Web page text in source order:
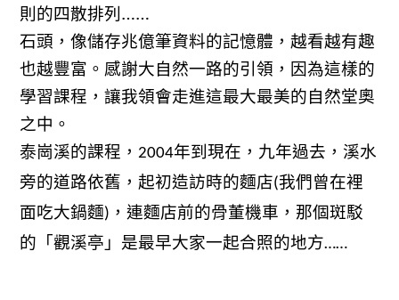
則的四散排列……
石頭，像儲存兆億筆資料的記憶體，越看越有趣
也越豐富。感謝大自然一路的引領，因為這樣的
學習課程，讓我領會走進這最大最美的自然堂奧
之中。
泰崗溪的課程，2004年到現在，九年過去，溪水
旁的道路依舊，起初造訪時的麵店(我們曾在裡
面吃大鍋麵) ，連麵店前的骨董機車，那個斑駁
的「觀溪亭」是最早大家一起合照的地方……